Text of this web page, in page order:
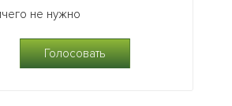
не нужно